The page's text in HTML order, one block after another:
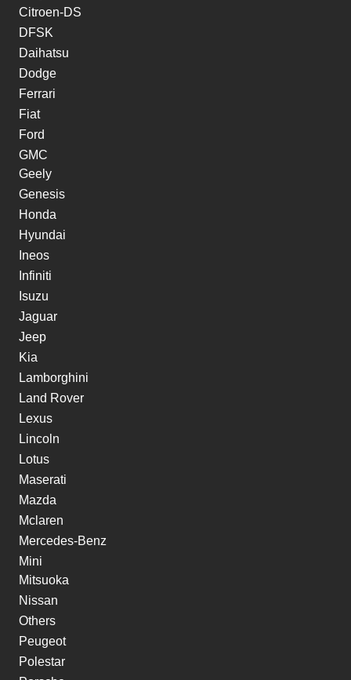
Citroen-DS
DFSK
Daihatsu
Dodge
Ferrari
Fiat
Ford
GMC
Geely
Genesis
Honda
Hyundai
Ineos
Infiniti
Isuzu
Jaguar
Jeep
Kia
Lamborghini
Land Rover
Lexus
Lincoln
Lotus
Maserati
Mazda
Mclaren
Mercedes-Benz
Mini
Mitsuoka
Nissan
Others
Peugeot
Polestar